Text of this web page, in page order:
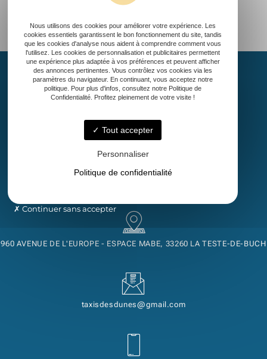
Accueil
Taxi
Transport de malade assis
960 AVENUE DE L'EUROPE - ESPACE MABE, 33260 LA TESTE-DE-BUCH
taxisdesdunes@gmail.com
Nous utilisons des cookies pour améliorer votre expérience. Les
cookies essentiels garantissent le bon fonctionnement du site, tandis
que les cookies d'analyse nous aident à comprendre comment vous
l'utilisez. Les cookies de personnalisation et publicitaires permettent
une expérience plus adaptée à vos préférences et peuvent afficher
des annonces pertinentes. Vous contrôlez vos cookies via les
paramètres du navigateur. En continuant, vous acceptez notre
politique. Pour plus d'infos, consultez notre Politique de
Confidentialité. Profitez pleinement de votre visite !
Tout accepter
Personnaliser
Politique de confidentialité
Continuer sans accepter